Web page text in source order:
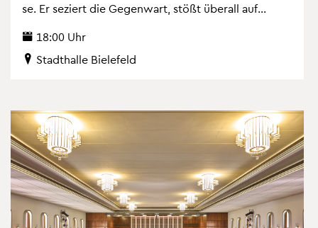
se. Er se­ziert die Ge­gen­wart, stößt über­all auf...
18:00 Uhr
Stadt­hal­le Bie­le­feld